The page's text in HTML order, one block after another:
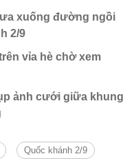
xuống đường ngồi
2/9
vỉa hè chờ xem
ảnh cưới giữa khung
Quốc khánh 2/9